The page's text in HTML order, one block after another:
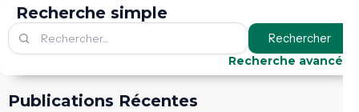
Recherche simple
Rechercher
Recherche avancée
Publications Récentes